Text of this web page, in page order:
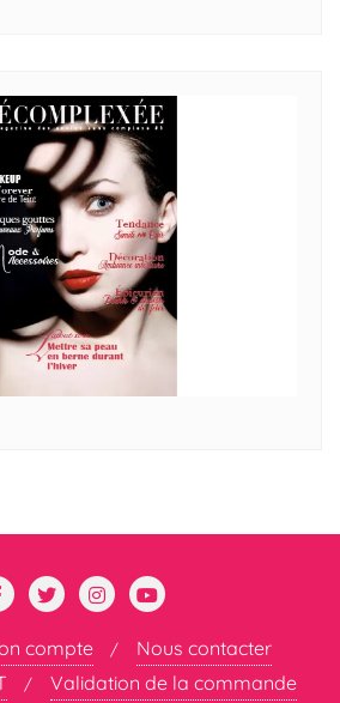
compte
Nous contacter
Validation de la commande